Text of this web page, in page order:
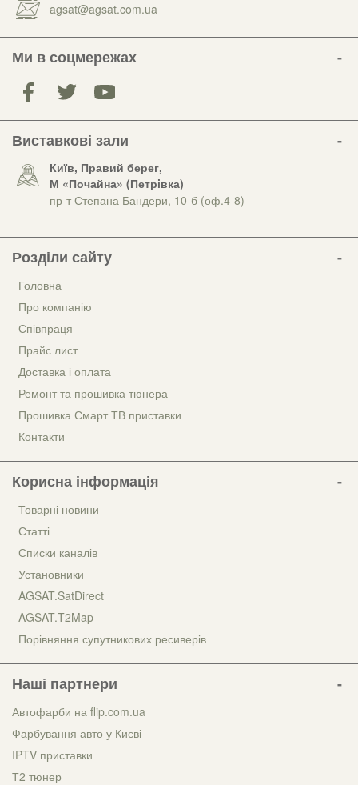
agsat@agsat.com.ua
Ми в соцмережах
Виставкові зали
Київ, Правий берег,
М «Почайна» (Петрiвка)
пр-т Степана Бандери, 10-б (оф.4-8)
Розділи сайту
Головна
Про компанію
Співпраця
Прайс лист
Доставка і оплата
Ремонт та прошивка тюнера
Прошивка Смарт ТВ приставки
Контакти
Корисна інформація
Товарні новини
Статті
Списки каналів
Установники
AGSAT.SatDirect
AGSAT.T2Map
Порівняння супутникових ресиверів
Наші партнери
Автофарби на flip.com.ua
Фарбування авто у Києві
IPTV приставки
Т2 тюнер